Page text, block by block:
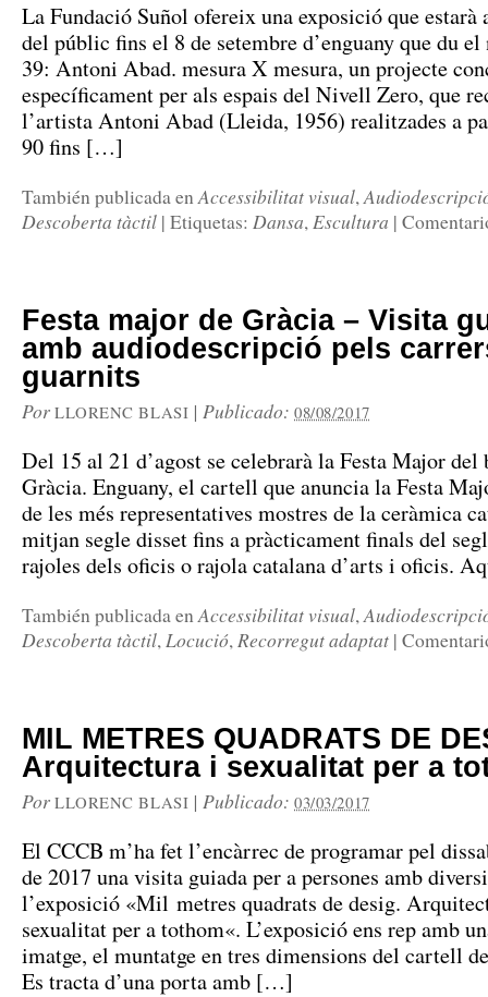
La Fundació Suñol ofereix una exposició que estarà
del públic fins el 8 de setembre d’enguany que du el
39: Antoni Abad. mesura X mesura, un projecte
específicament per als espais del Nivell Zero, que
l’artista Antoni Abad (Lleida, 1956) realitzades a
90 fins […]
También publicada enAccessibilitat visual,
Descoberta tàctil | Etiquetas: Dansa,Escultura |
Festa major de Gràcia – Visita
amb audiodescripció pels
guarnits
Por LLORENC BLASI |Publicado:08/08/2017
Del 15 al 21 d’agost se celebrarà la Festa Major del
Gràcia. Enguany, el cartell que anuncia la Festa
de les més representatives mostres de la ceràmica
mitjan segle disset fins a pràcticament finals del
rajoles dels oficis o rajola catalana d’arts i oficis.
También publicada enAccessibilitat visual,
Descoberta tàctil,Locució,Recorregut adaptat |
MIL METRES QUADRATS DE
Arquitectura i sexualitat per a
Por LLORENC BLASI |Publicado:03/03/2017
El CCCB m’ha fet l’encàrrec de programar pel
de 2017 una visita guiada per a persones amb
l’exposició «Mil metres quadrats de desig.
sexualitat per a tothom«. L’exposició ens rep amb
imatge, el muntatge en tres dimensions del cartell
Es tracta d’una porta amb […]